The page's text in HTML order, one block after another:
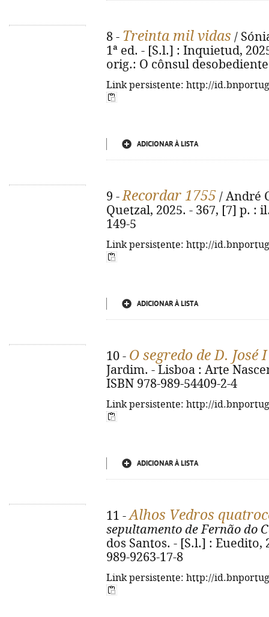
8 - Treinta mil vidas /
1ª ed. - [S.l.] : Inquietud,
orig.: O cônsul
Link persistente: http://
ADICIONAR À LISTA
9 -Recordar 1755 / André
Quetzal, 2025. - 367, [7] p. :
149-5
Link persistente: http://
ADICIONAR À LISTA
10 - O segredo de D. José
Jardim. - Lisboa : Arte
ISBN 978-989-54409-2-4
Link persistente: http://
ADICIONAR À LISTA
11 -Alhos Vedros
sepultamento de Fernão do
dos Santos. - [S.l.] : Euedito,
989-9263-17-8
Link persistente: http://